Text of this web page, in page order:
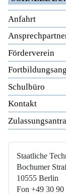
Anfahrt
Förderverein
Schulbüro
Kontakt
Staatliche
Bochumer
10555 Berlin
Fon +49 30 90